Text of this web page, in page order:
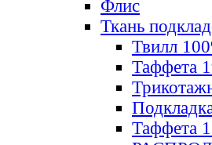
Флис
Ткань
Твилл
Таффета
Таффета